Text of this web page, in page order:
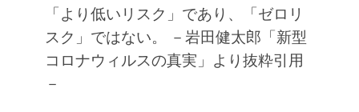
「より低いリスク」であり、「ゼロリ
スク」ではない。
－岩田健太郎「新型
コロナウィルスの真実」より抜粋引用
－